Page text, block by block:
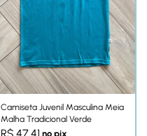
Camiseta Juvenil Masculina Meia
Malha Tradicional Verde
no pix